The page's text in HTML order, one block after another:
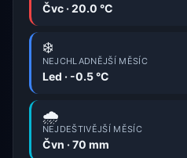
Čvc · 20.0 °C
❄️
NEJCHLADNĚJŠÍ MĚSÍC
Led · -0.5 °C
🌧️
NEJDEŠTIVĚJŠÍ MĚSÍC
Čvn · 70 mm